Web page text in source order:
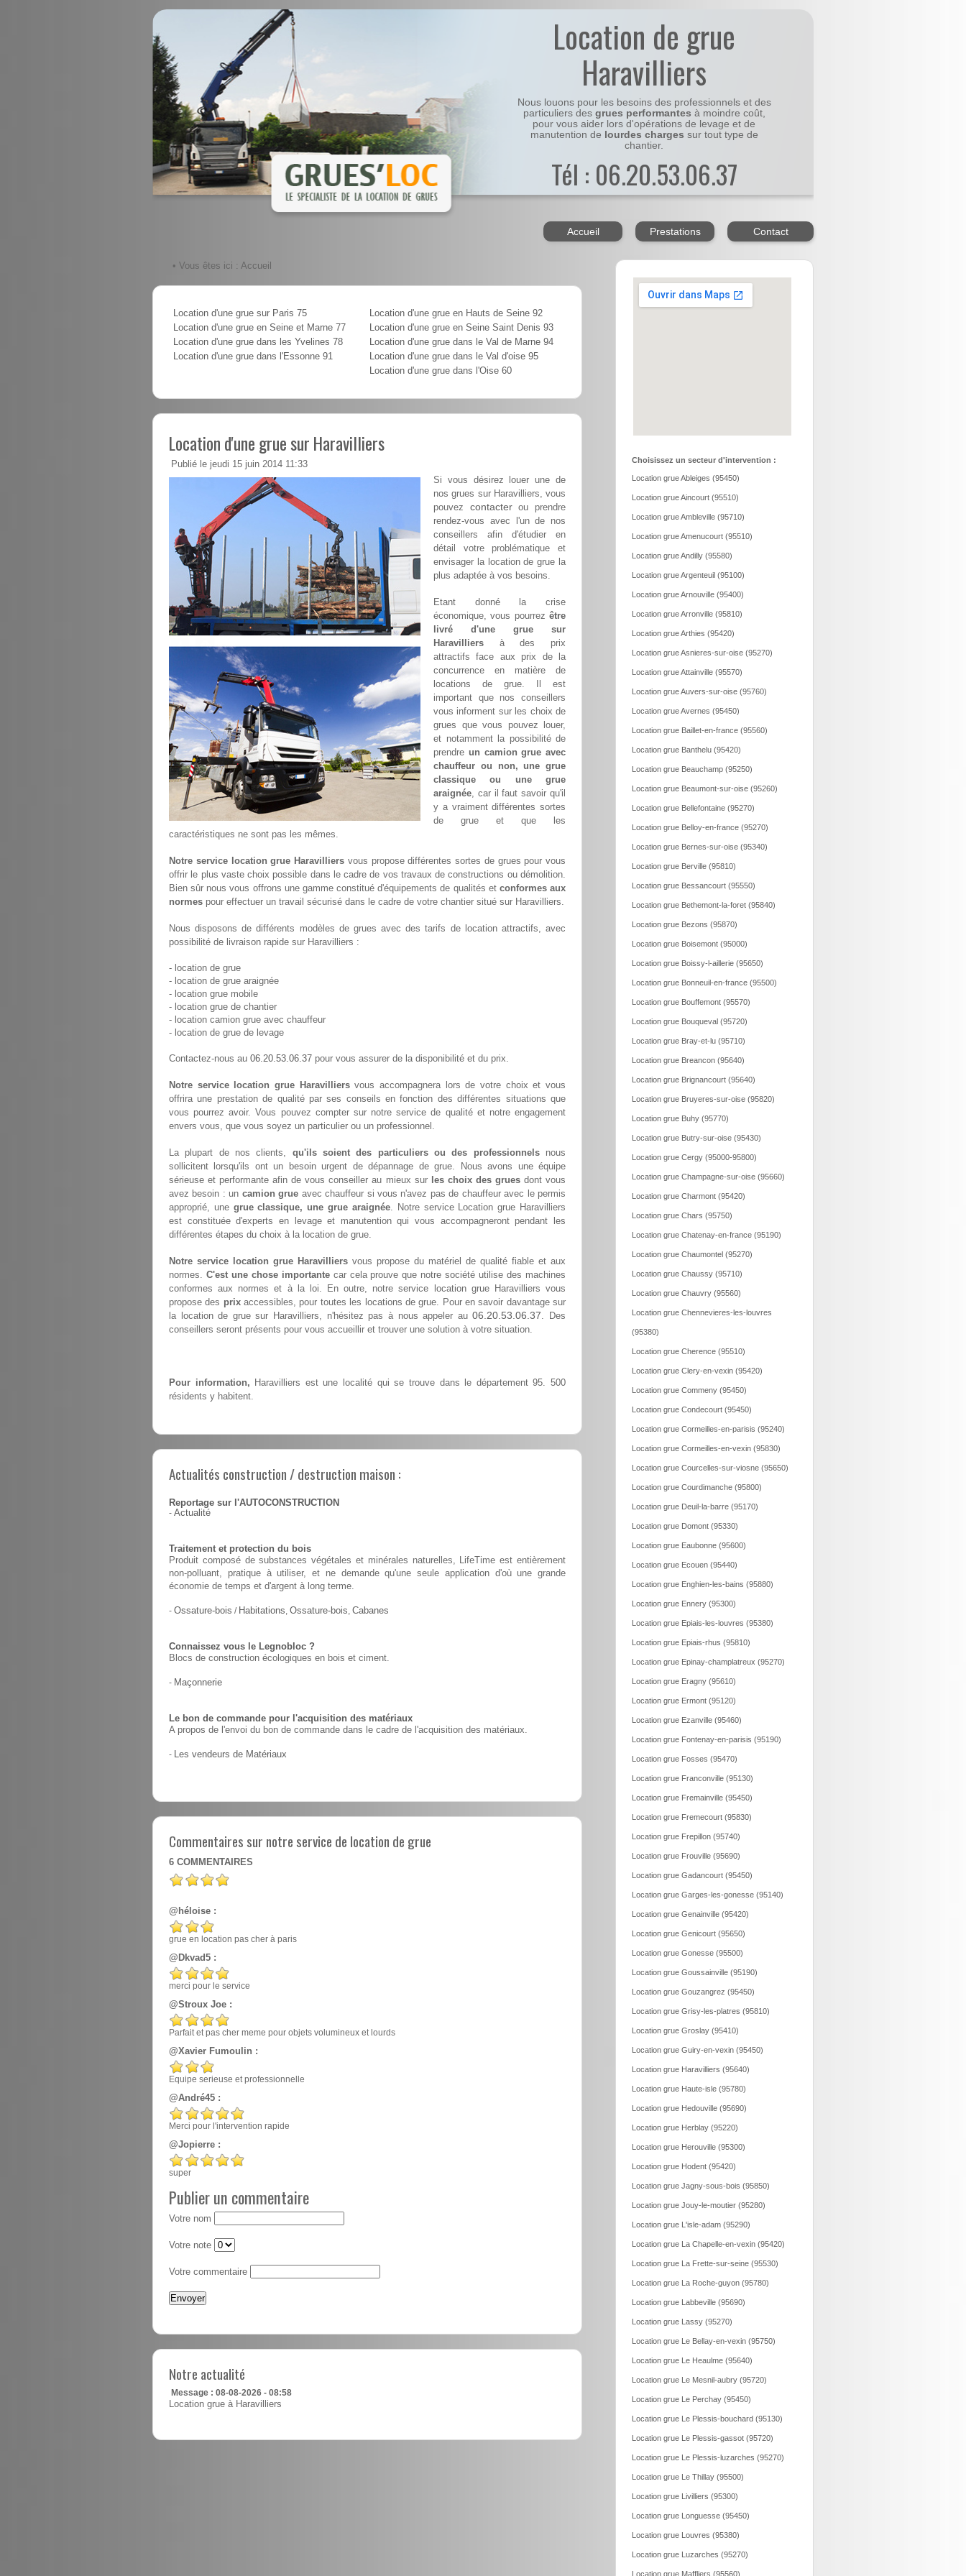
Location de grue
Haravilliers
Nous louons pour les besoins des professionnels et des
particuliers des grues performantes à moindre coût,
pour vous aider lors d'opérations de levage et de
manutention de lourdes charges sur tout type de
chantier.
Tél : 06.20.53.06.37
Accueil Prestations Contact
• Vous êtes ici : Accueil
Location d'une grue sur Paris 75
Location d'une grue en Seine et Marne 77
Location d'une grue dans les Yvelines 78
Location d'une grue dans l'Essonne 91
Location d'une grue en Hauts de Seine 92
Location d'une grue en Seine Saint Denis 93
Location d'une grue dans le Val de Marne 94
Location d'une grue dans le Val d'oise 95
Location d'une grue dans l'Oise 60
Location d'une grue sur Haravilliers
Publié le jeudi 15 juin 2014 11:33
Si vous désirez louer une de
nos grues sur Haravilliers, vous
pouvez contacterou prendre
rendez-vous avec l'un de nos
conseillers afin d'étudier en
détail votre problématique et
envisager la location de grue la
plus adaptée à vos besoins.
Etant donné la crise
économique, vous pourrez être
livré d'une grue sur
Haravilliers à des prix
attractifs face aux prix de la
concurrence en matière de
locations de grue. Il est
important que nos conseillers
vous informent sur les choix de
grues que vous pouvez louer,
et notamment la possibilité de
prendre un camion grue avec
chauffeur ou non, une grue
classique ou une grue
araignée, car il faut savoir qu'il
y a vraiment différentes sortes
de grue et que les
caractéristiques ne sont pas les mêmes.
Notre service location grue Haravilliers vous propose différentes sortes de grues pour vous
offrir le plus vaste choix possible dans le cadre de vos travaux de constructions ou démolition.
Bien sûr nous vous offrons une gamme constitué d'équipements de qualités et conformes aux
normes pour effectuer un travail sécurisé dans le cadre de votre chantier situé sur Haravilliers.
Nous disposons de différents modèles de grues avec des tarifs de location attractifs, avec
possibilité de livraison rapide sur Haravilliers :
- location de grue
- location de grue araignée
- location grue mobile
- location grue de chantier
- location camion grue avec chauffeur
- location de grue de levage
Contactez-nous au 06.20.53.06.37 pour vous assurer de la disponibilité et du prix.
Notre service location grue Haravilliersvous accompagnera lors de votre choix et vous
offrira une prestation de qualité par ses conseils en fonction des différentes situations que
vous pourrez avoir. Vous pouvez compter sur notre service de qualité et notre engagement
envers vous, que vous soyez un particulier ou un professionnel.
La plupart de nos clients, qu'ils soient des particuliers ou des professionnelsnous
sollicitent lorsqu'ils ont un besoin urgent de dépannage de grue. Nous avons une équipe
sérieuse et performante afin de vous conseiller au mieux sur les choix des gruesdont vous
avez besoin : un camion grue avec chauffeur si vous n'avez pas de chauffeur avec le permis
approprié, une grue classique, une grue araignée. Notre service Location grue Haravilliers
est constituée d'experts en levage et manutention qui vous accompagneront pendant les
différentes étapes du choix à la location de grue.
Notre service location grue Haravilliers vous propose du matériel de qualité fiable et aux
normes. C'est une chose importantecar cela prouve que notre société utilise des machines
conformes aux normes et à la loi. En outre, notre service location grue Haravilliers vous
propose des prixaccessibles, pour toutes les locations de grue. Pour en savoir davantage sur
la location de grue sur Haravilliers, n'hésitez pas à nous appeler au06.20.53.06.37. Des
conseillers seront présents pour vous accueillir et trouver une solution à votre situation.
Pour information, Haravilliers est une localité qui se trouve dans le département 95. 500
résidents y habitent.
Actualités construction / destruction maison :
Reportage sur l'AUTOCONSTRUCTION
- Actualité
Traitement et protection du bois
Produit composé de substances végétales et minérales naturelles, LifeTime est entièrement
non-polluant, pratique à utiliser, et ne demande qu'une seule application d'où une grande
économie de temps et d'argent à long terme.
- Ossature-bois / Habitations, Ossature-bois, Cabanes
Connaissez vous le Legnobloc ?
Blocs de construction écologiques en bois et ciment.
- Maçonnerie
Le bon de commande pour l'acquisition des matériaux
A propos de l'envoi du bon de commande dans le cadre de l'acquisition des matériaux.
- Les vendeurs de Matériaux
Commentaires sur notre service de location de grue
6 COMMENTAIRES
@héloise :
grue en location pas cher à paris
@Dkvad5 :
merci pour le service
@Stroux Joe :
Parfait et pas cher meme pour objets volumineux et lourds
@Xavier Fumoulin :
Equipe serieuse et professionnelle
@André45 :
Merci pour l'intervention rapide
@Jopierre :
super
Publier un commentaire
Votre nom
Votre note
Votre commentaire
Notre actualité
Message : 08-08-2026 - 08:58
Location grue à Haravilliers
Choisissez un secteur d'intervention :
Location grue Ableiges (95450)
Location grue Aincourt (95510)
Location grue Ambleville (95710)
Location grue Amenucourt (95510)
Location grue Andilly (95580)
Location grue Argenteuil (95100)
Location grue Arnouville (95400)
Location grue Arronville (95810)
Location grue Arthies (95420)
Location grue Asnieres-sur-oise (95270)
Location grue Attainville (95570)
Location grue Auvers-sur-oise (95760)
Location grue Avernes (95450)
Location grue Baillet-en-france (95560)
Location grue Banthelu (95420)
Location grue Beauchamp (95250)
Location grue Beaumont-sur-oise (95260)
Location grue Bellefontaine (95270)
Location grue Belloy-en-france (95270)
Location grue Bernes-sur-oise (95340)
Location grue Berville (95810)
Location grue Bessancourt (95550)
Location grue Bethemont-la-foret (95840)
Location grue Bezons (95870)
Location grue Boisemont (95000)
Location grue Boissy-l-aillerie (95650)
Location grue Bonneuil-en-france (95500)
Location grue Bouffemont (95570)
Location grue Bouqueval (95720)
Location grue Bray-et-lu (95710)
Location grue Breancon (95640)
Location grue Brignancourt (95640)
Location grue Bruyeres-sur-oise (95820)
Location grue Buhy (95770)
Location grue Butry-sur-oise (95430)
Location grue Cergy (95000-95800)
Location grue Champagne-sur-oise (95660)
Location grue Charmont (95420)
Location grue Chars (95750)
Location grue Chatenay-en-france (95190)
Location grue Chaumontel (95270)
Location grue Chaussy (95710)
Location grue Chauvry (95560)
Location grue Chennevieres-les-louvres
(95380)
Location grue Cherence (95510)
Location grue Clery-en-vexin (95420)
Location grue Commeny (95450)
Location grue Condecourt (95450)
Location grue Cormeilles-en-parisis (95240)
Location grue Cormeilles-en-vexin (95830)
Location grue Courcelles-sur-viosne (95650)
Location grue Courdimanche (95800)
Location grue Deuil-la-barre (95170)
Location grue Domont (95330)
Location grue Eaubonne (95600)
Location grue Ecouen (95440)
Location grue Enghien-les-bains (95880)
Location grue Ennery (95300)
Location grue Epiais-les-louvres (95380)
Location grue Epiais-rhus (95810)
Location grue Epinay-champlatreux (95270)
Location grue Eragny (95610)
Location grue Ermont (95120)
Location grue Ezanville (95460)
Location grue Fontenay-en-parisis (95190)
Location grue Fosses (95470)
Location grue Franconville (95130)
Location grue Fremainville (95450)
Location grue Fremecourt (95830)
Location grue Frepillon (95740)
Location grue Frouville (95690)
Location grue Gadancourt (95450)
Location grue Garges-les-gonesse (95140)
Location grue Genainville (95420)
Location grue Genicourt (95650)
Location grue Gonesse (95500)
Location grue Goussainville (95190)
Location grue Gouzangrez (95450)
Location grue Grisy-les-platres (95810)
Location grue Groslay (95410)
Location grue Guiry-en-vexin (95450)
Location grue Haravilliers (95640)
Location grue Haute-isle (95780)
Location grue Hedouville (95690)
Location grue Herblay (95220)
Location grue Herouville (95300)
Location grue Hodent (95420)
Location grue Jagny-sous-bois (95850)
Location grue Jouy-le-moutier (95280)
Location grue L'isle-adam (95290)
Location grue La Chapelle-en-vexin (95420)
Location grue La Frette-sur-seine (95530)
Location grue La Roche-guyon (95780)
Location grue Labbeville (95690)
Location grue Lassy (95270)
Location grue Le Bellay-en-vexin (95750)
Location grue Le Heaulme (95640)
Location grue Le Mesnil-aubry (95720)
Location grue Le Perchay (95450)
Location grue Le Plessis-bouchard (95130)
Location grue Le Plessis-gassot (95720)
Location grue Le Plessis-luzarches (95270)
Location grue Le Thillay (95500)
Location grue Livilliers (95300)
Location grue Longuesse (95450)
Location grue Louvres (95380)
Location grue Luzarches (95270)
Location grue Maffliers (95560)